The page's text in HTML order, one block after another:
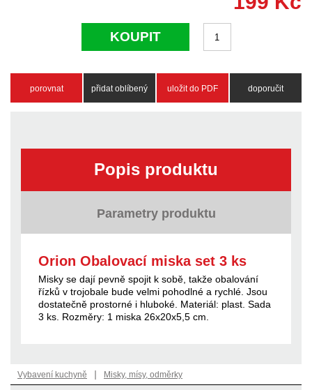
KOUPIT
porovnat přidat oblíbený uložit do PDF doporučit
Popis produktu
Parametry produktu
Orion Obalovací miska set 3 ks
Misky se dají pevně spojit k sobě, takže obalování
řízků v trojobale bude velmi pohodlné a rychlé. Jsou
dostatečně prostorné i hluboké. Materiál: plast. Sada
3 ks. Rozměry: 1 miska 26x20x5,5 cm.
Vybavení kuchyně | Misky, mísy, odměrky